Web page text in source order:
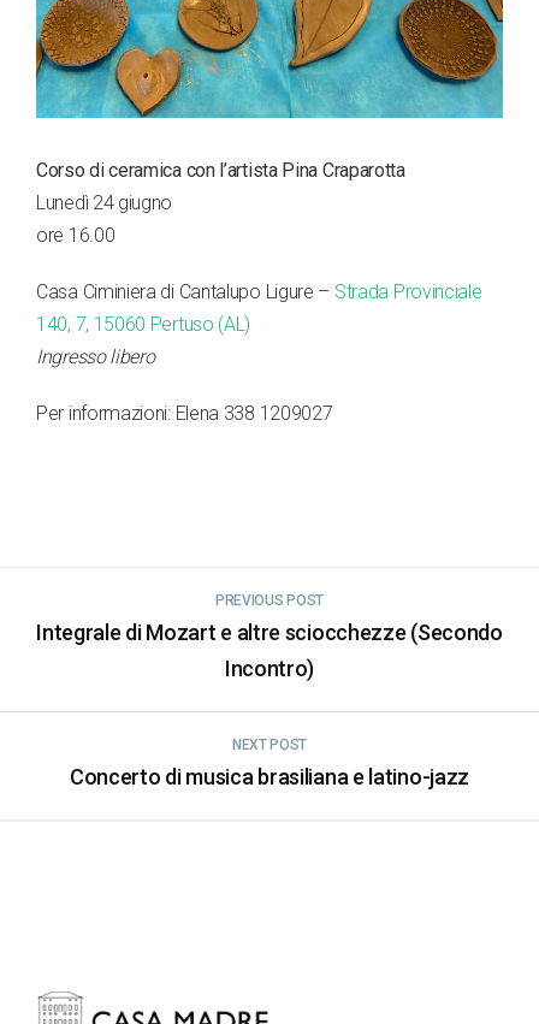
Corso di ceramica con l’artista Pina Craparotta
Lunedì 24 giugno
ore 16.00
Casa Ciminiera di Cantalupo Ligure – Strada Provinciale
140, 7, 15060 Pertuso (AL)
Ingresso libero
Per informazioni: Elena 338 1209027
PREVIOUS POST
Integrale di Mozart e altre sciocchezze (Secondo
Incontro)
NEXT POST
Concerto di musica brasiliana e latino-jazz